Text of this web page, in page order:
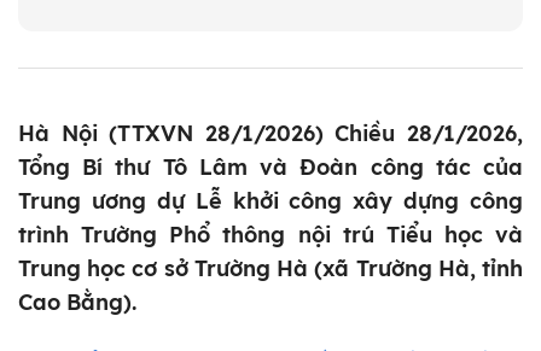
Hà Nội (TTXVN 28/1/2026) Chiều 28/1/2026,
Tổng Bí thư Tô Lâm và Đoàn công tác của
Trung ương dự Lễ khởi công xây dựng công
trình Trường Phổ thông nội trú Tiểu học và
Trung học cơ sở Trường Hà (xã Trường Hà, tỉnh
Cao Bằng).